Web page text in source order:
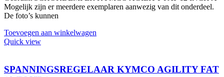
Mogelijk zijn er meerdere exemplaren aanwezig van dit onderdeel.
De foto’s kunnen
Toevoegen aan winkelwagen
Quick view
SPANNINGSREGELAAR KYMCO AGILITY FAT